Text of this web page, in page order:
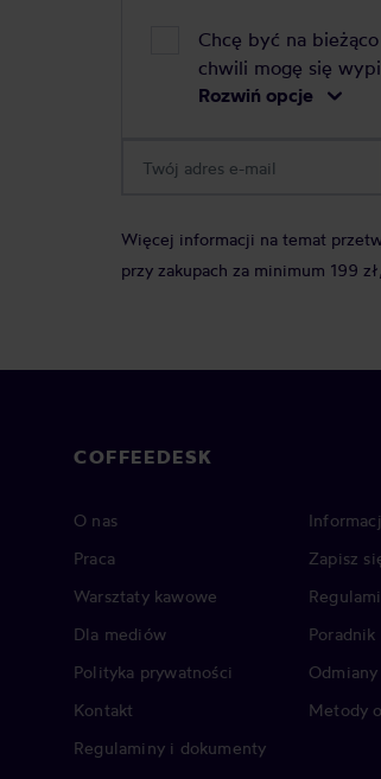
Chcę być na
chwili mogę się
Rozwiń opcje
Więcej informacji na temat
przy zakupach za minimum 199
COFFEEDESK
O nas
Praca
Warsztaty kawowe
Dla mediów
Polityka prywatności
Kontakt
Regulaminy i dokumenty
Zapisz
Poradnik
Metody